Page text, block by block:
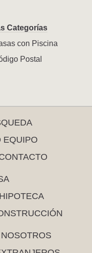
Categorías
con Piscina
Postal
EQUIPO
NOSOTROS